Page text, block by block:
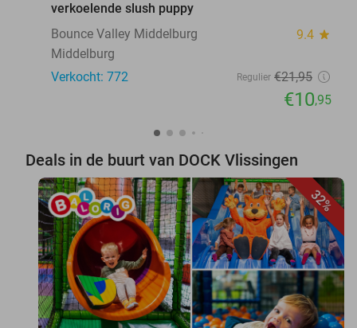
verkoelende slush puppy
Bounce Valley Middelburg
9.4 star
Middelburg
Verkocht: 772
Regulier €21,95
€10,95
Deals in de buurt van DOCK Vlissingen
32%